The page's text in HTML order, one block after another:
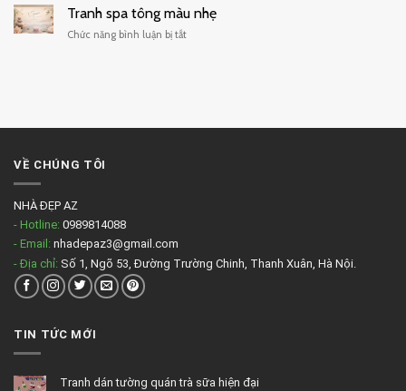
đẹp
treo
phòng
massage
Tranh spa tông màu nhẹ
Chức năng bình luận bị tắtở
VỀ CHÚNG TÔI
NHÀ ĐẸP AZ
- Hotline: 0989814088
- Email: nhadepaz3@gmail.com
- Địa chỉ: Số 1, Ngõ 53, Đường Trường Chinh, Thanh Xuân, Hà Nội.
TIN TỨC MỚI
Tranh dán tường quán trà sữa hiện đại